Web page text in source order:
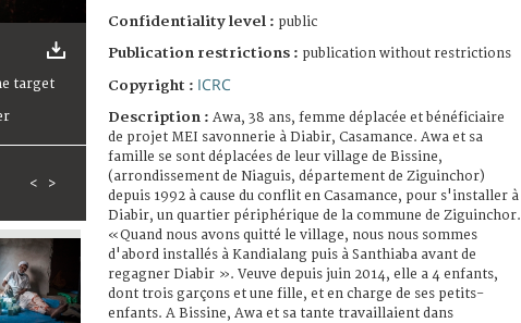
< >
Confidentiality level : public
Publication restrictions : publication without restrictions
Copyright : ICRC
Description : Awa, 38 ans, femme déplacée et bénéficiaire
de projet MEI savonnerie à Diabir, Casamance. Awa et sa
famille se sont déplacées de leur village de Bissine,
(arrondissement de Niaguis, département de Ziguinchor)
depuis 1992 à cause du conflit en Casamance, pour s'installer à
Diabir, un quartier périphérique de la commune de Ziguinchor.
«Quand nous avons quitté le village, nous nous sommes
d'abord installés à Kandialang puis à Santhiaba avant de
regagner Diabir ». Veuve depuis juin 2014, elle a 4 enfants,
dont trois garçons et une fille, et en charge de ses petits-
enfants. A Bissine, Awa et sa tante travaillaient dans